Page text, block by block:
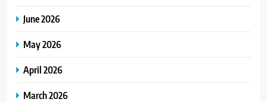
June 2026
May 2026
April 2026
March 2026